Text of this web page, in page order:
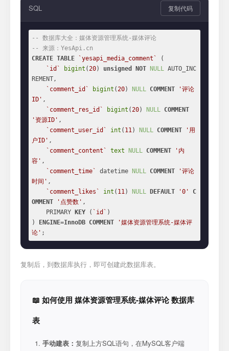
SQL 复制代码
-- 数据库大全：媒体资源管理系统-媒体评论
-- 来源：YesApi.cn
CREATE TABLE `yesapi_media_comment`
(
`id`
bigint (20) unsigned NOT NULL AUTO_INC
REMENT,
`comment_id`
bigint (20) NULL COMMENT
'评论
ID' ,
`comment_res_id`
bigint (20) NULL COMMENT
'资源ID' ,
`comment_user_id`
int ( 11) NULL COMMENT
'用
户ID' ,
`comment_content`
text NULL COMMENT
'内
容' ,
`comment_time`
datetime NULL COMMENT
'评论
时间' ,
`comment_likes`
int ( 11) NULL DEFAULT '0'
C
OMMENT
'点赞数' ,
    PRIMARY
KEY ( `id` )
)
ENGINE=InnoDB COMMENT
'媒体资源管理系统-媒体评
论' ;
复制后，到数据库执行，即可创建此数据库表。
📖 如何使用 媒体资源管理系统-媒体评论 数据库
表
手动建表： 复制上方SQL语句，在MySQL客户端